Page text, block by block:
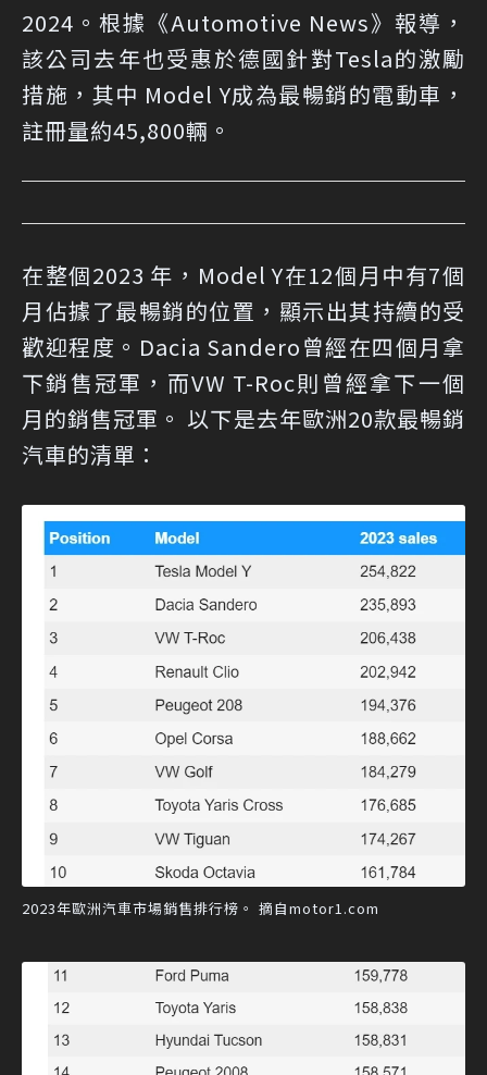
2024。根據《Automotive News》報導，
該公司去年也受惠於德國針對Tesla的激勵
措施，其中 Model Y成為最暢銷的電動車，
註冊量約45,800輛。
在整個2023 年，Model Y在12個月中有7個
月佔據了最暢銷的位置，顯示出其持續的受
歡迎程度。Dacia Sandero曾經在四個月拿
下銷售冠軍，而VW T-Roc則曾經拿下一個
月的銷售冠軍。 以下是去年歐洲20款最暢銷
汽車的清單：
2023年歐洲汽車市場銷售排行榜。 摘自motor1.com